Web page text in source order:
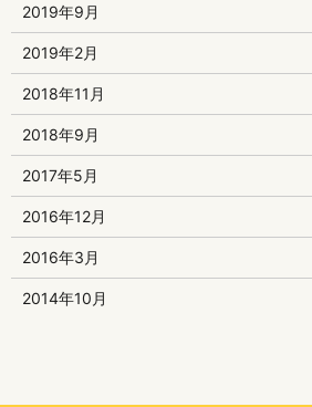
2019年9月
2019年2月
2018年11月
2018年9月
2017年5月
2016年12月
2016年3月
2014年10月